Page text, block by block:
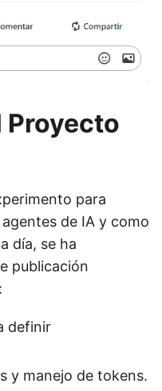
Proyecto
para
de IA y como
día, se ha
publicación
definir
y manejo de tokens.